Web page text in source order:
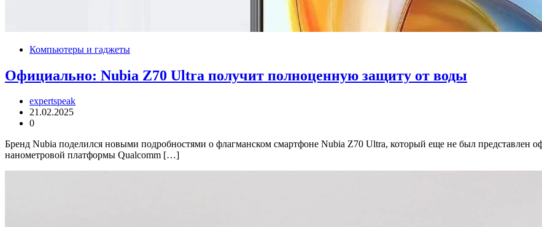
Компьютеры и гаджеты
Официально: Nubia Z70 Ultra получит полноценную защиту от воды
expertspeak
21.02.2025
0
Бренд Nubia поделился новыми подробностями о флагманском смартфоне Nubia Z70 Ultra, который еще не был представлен
нанометровой платформы Qualcomm […]